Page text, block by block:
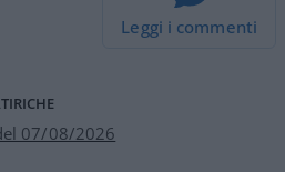
Leggi i commenti
07/08/2026